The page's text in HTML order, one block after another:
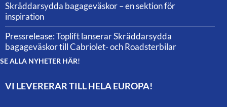
Skräddarsydda bagageväskor – en sektion för
inspiration
Pressrelease: Toplift lanserar Skräddarsydda
bagageväskor till Cabriolet- och Roadsterbilar
SE ALLA NYHETER HÄR!
VI LEVERERAR TILL HELA EUROPA!